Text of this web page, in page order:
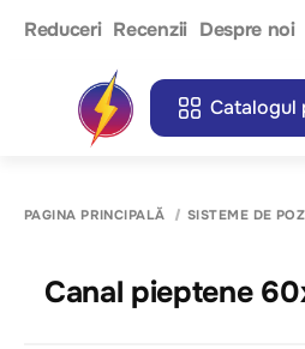
Reduceri Recenzii Despre noi
Catalogul
PAGINA PRINCIPALĂ SISTEME DE
Canal pieptene